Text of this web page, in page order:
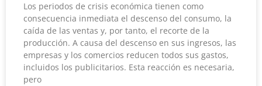
Los periodos de crisis económica tienen como
consecuencia inmediata el descenso del consumo, la
caída de las ventas y, por tanto, el recorte de la
producción. A causa del descenso en sus ingresos, las
empresas y los comercios reducen todos sus gastos,
incluidos los publicitarios. Esta reacción es necesaria,
pero